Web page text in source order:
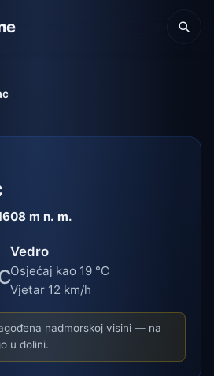
m n. m.
Vedro
Osjećaj kao 19 °C
Vjetar 12 km/h
nadmorskoj visini — na
u dolini.